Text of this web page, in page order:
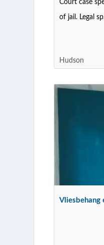
Court case
of jail. Legal
Hudson
Vliesbehang